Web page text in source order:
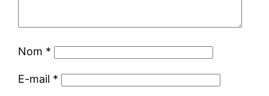
Nom *
E-mail *